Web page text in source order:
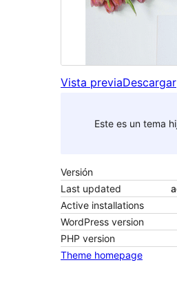
Vista previaDescargar
Este es un tema
Versión
Last updated
Active installations
WordPress version
PHP version
Theme homepage